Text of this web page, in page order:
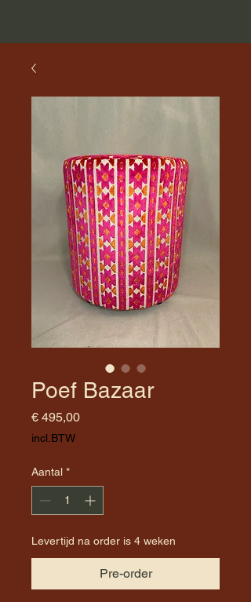
Poef Bazaar
€ 495,00Prijs
incl.BTW
Aantal *
Levertijd na order is 4 weken
Pre-order